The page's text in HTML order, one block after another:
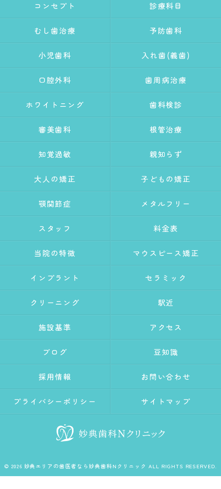
コンセプト 診療科目
むし歯治療 予防歯科
小児歯科 入れ歯(義歯)
口腔外科 歯周病治療
ホワイトニング 歯科検診
審美歯科 根管治療
知覚過敏 親知らず
大人の矯正 子どもの矯正
顎関節症 メタルフリー
スタッフ 料金表
当院の特徴 マウスピース矯正
インプラント セラミック
クリーニング 駅近
施設基準 アクセス
ブログ 豆知識
採用情報 お問い合わせ
プライバシーポリシー サイトマップ
© 2026 妙典エリアの歯医者なら妙典歯科Nクリニック ALL RIGHTS RESERVED.